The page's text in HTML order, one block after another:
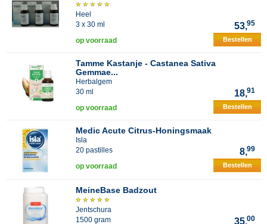
Heel
3 x 30 ml
53,95
op voorraad Bestellen
Tamme Kastanje - Castanea Sativa
Gemmae...
Herbalgem
30 ml
18,91
op voorraad Bestellen
Medic Acute Citrus-Honingsmaak
Isla
20 pastilles
8,99
op voorraad Bestellen
MeineBase Badzout
Jentschura
1500 gram
35,00